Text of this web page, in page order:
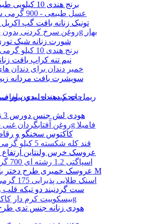
عسل طبیعی - 900 گرمی سانتین
روغن سرخ کردنی بدون پالم 1620g بهار
برنج هندی 10 کیلو گرمی پلو
خمیر دندان برای دندان
روغن آفتابگردان غنی شده 810g فامیلا
قند کله شکسته 5 کیلو گرمی صمیم
اسپاگتی 1.2 رشته ای 700 گرمی مانا
اسنک طلایی پذیرایی 175 گرمی چی توز
برنج هندی 10 کیلویی طبیعت
تونیک زنانه بافت گپ اکریل
شورت زنانه شیک
نیم تنه کراپ بافت
سویشرت بافت مردانه
ریمل حجم دهنده لیدی پیور
هودی لش جنس دورس 3 نخ پنبه
کاکتوس سخنگو و
عروسک خرس ولنتاین ارتفاع 20 سانتی
عروسک خمیری طرح دختر بادکنک مدل M
ست گردنبند دو تیکه قلب
هودی زنانه جنس تدی طرح